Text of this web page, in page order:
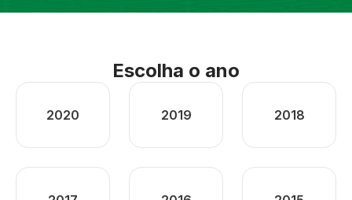
Escolha o ano
2020 2019 2018